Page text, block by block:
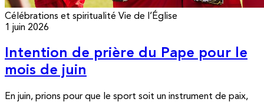
Célébrations et spiritualité Vie de l’Église
1 juin 2026
Intention de prière du Pape pour le
mois de juin
En juin, prions pour que le sport soit un instrument de paix,